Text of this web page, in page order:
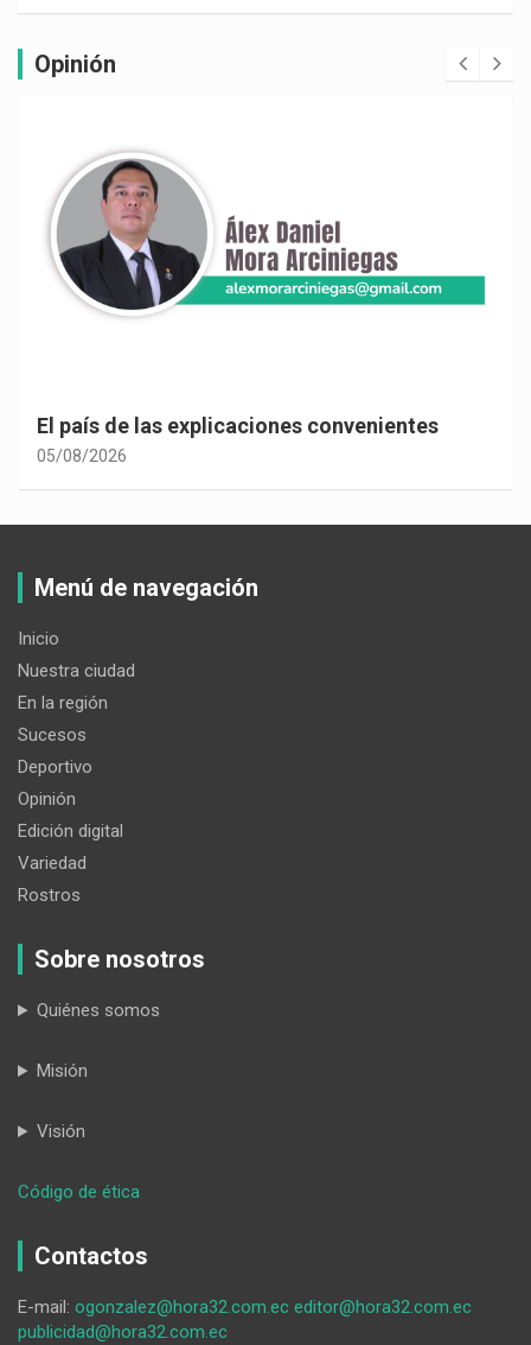
Opinión
El país de las explicaciones convenientes
05/08/2026
Menú de navegación
Inicio
Nuestra ciudad
En la región
Sucesos
Deportivo
Opinión
Edición digital
Variedad
Rostros
Sobre nosotros
Quiénes somos
Misión
Visión
Código de ética
invita
inscribirse
en
Contactos
E-mail: ogonzalez@hora32.com.ec editor@hora32.com.ec
publicidad@hora32.com.ec